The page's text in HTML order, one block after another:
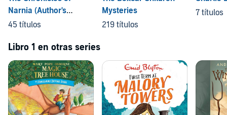
Narnia (Author's
Preferred Order)
45 títulos
Mysteries
219 títulos
7 títulos
Libro 1 en otras series